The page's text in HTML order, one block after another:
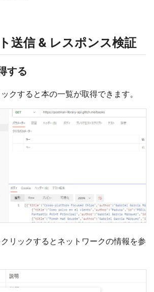
送信 & レスポンス検証
する
クすると本の一覧が取得できます。
リックするとネットワークの情報を参